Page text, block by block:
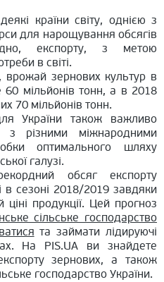
країни світу, однією з
для нарощування обсягів
експорту, з метою
в світі.
врожай зернових культур в
60 мільйонів тонн, а в 2018
70 мільйонів тонн.
України також важливо
з різними міжнародними
оптимального шляху
галузі.
обсяг експорту
в сезоні 2018/2019 завдяки
ціні продукції. Цей прогноз
сільське господарство
та займати лідируючі
На PIS.UA ви знайдете
зернових, а також
господарство України.